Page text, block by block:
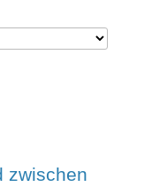
zwischen